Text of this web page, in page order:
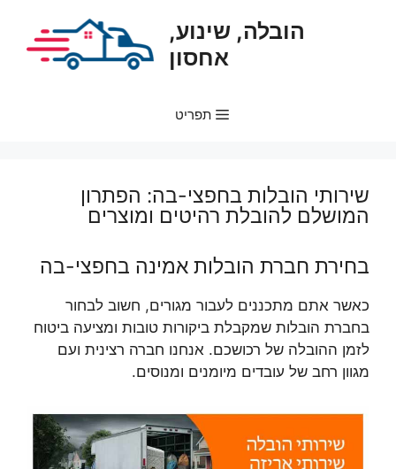
הובלה, שינוע,
אחסון
תפריט
שירותי הובלות בחפצי-בה: הפתרון
המושלם להובלת רהיטים ומוצרים
בחירת חברת הובלות אמינה בחפצי-בה
כאשר אתם מתכננים לעבור מגורים, חשוב לבחור
בחברת הובלות שמקבלת ביקורות טובות ומציעה ביטוח
לזמן ההובלה של רכושכם. אנחנו חברה רצינית ועם
מגוון רחב של עובדים מיומנים ומנוסים.